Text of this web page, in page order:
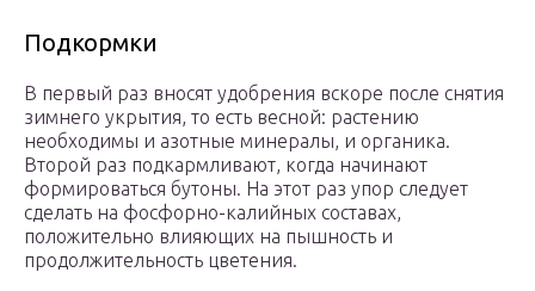
Подкормки
В первый раз вносят удобрения вскоре после снятия
зимнего укрытия, то есть весной: растению
необходимы и азотные минералы, и органика.
Второй раз подкармливают, когда начинают
формироваться бутоны. На этот раз упор следует
сделать на фосфорно-калийных составах,
положительно влияющих на пышность и
продолжительность цветения.